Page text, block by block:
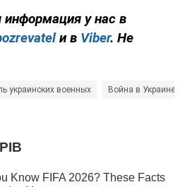
информация у нас в
и в Viber. Не
украинских военных Война в Украине